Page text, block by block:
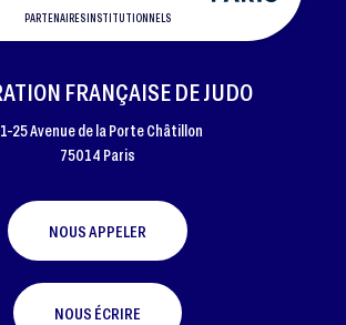
PARTENAIRES INSTITUTIONNELS
FRANÇAISE DE JUDO
25 Avenue de la Porte Châtillon
75014 Paris
NOUS APPELER
NOUS ÉCRIRE